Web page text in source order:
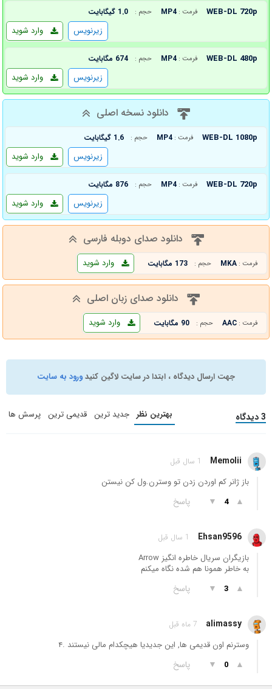
WEB-DL 720p فرمت : MP4 حجم : 1.0 گیگابایت
وارد شوید زیرنویس
WEB-DL 480p فرمت : MP4 حجم : 674 مگابایت
وارد شوید زیرنویس
دانلود نسخه اصلی
WEB-DL 1080p فرمت : MP4 حجم : 1.6 گیگابایت
وارد شوید زیرنویس
WEB-DL 720p فرمت : MP4 حجم : 876 مگابایت
وارد شوید زیرنویس
دانلود صدای دوبله فارسی
فرمت : MKA حجم : 173 مگابایت وارد شوید
دانلود صدای زبان اصلی
فرمت : AAC حجم : 90 مگابایت وارد شوید
جهت ارسال دیدگاه ، ابتدا در سایت لاگین کنیدورود به سایت
3 دیدگاه بهترین نظر جدید ترین قدیمی ترین پرسش ها
Memolii 1 سال قبل
باز ژانر کم اوردن زدن تو وسترن.ول کن نیستن
▲
4
▼ پاسخ
Ehsan9596 1 سال قبل
بازیگران سریال خاطره انگیز Arrow
به خاطر همونا هم شده نگاه میکنم
▲
3
▼ پاسخ
alimassy 7 ماه قبل
وسترنم اون قدیمی ها, این جدیدیا هیچکدام مالی نیستند .۴
▲
0
▼ پاسخ